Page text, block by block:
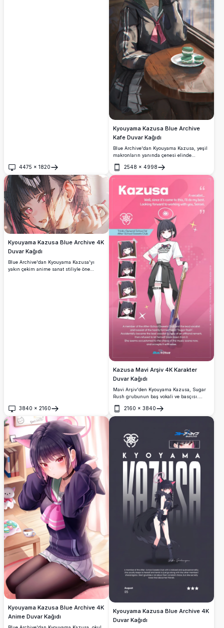
4475 × 1820
Aç
Kyouyama Kazusa Blue Archive
Kafe Duvar Kağıdı
Blue Archive'dan Kyouyama Kazusa, yeşil
makronların yanında çenesi elinde
kafede oturuyor. İkonik kedi kulakları,
kırmızı gözleri ve parlayan halesi çarpıcı
2548 × 4998
Aç
Kyouyama Kazusa Blue Archive 4K
Duvar Kağıdı
Blue Archive'dan Kyouyama Kazusa'yı
yakın çekim anime sanat stiliyle öne
3840 × 2160
Aç
Kazusa Mavi Arşiv 4K Karakter
Duvar Kağıdı
Mavi Arşiv'den Kyouyama Kazusa, Sugar
Rush grubunun baş vokali ve basçısı.
Kulübü üyesi, şık günlük kıyafetiyle bas
gitarını tutarken. Yüksek çözünürlüklü 4K
2160 × 3840
Aç
Kyouyama Kazusa Blue Archive 4K
Anime Duvar Kağıdı
Kyouyama Kazusa Blue Archive 4K
Duvar Kağıdı